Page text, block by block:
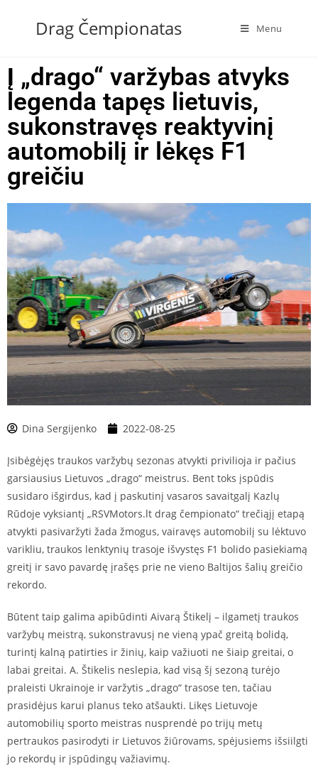
Drag Čempionatas Menu
Į „drago“ varžybas atvyks
legenda tapęs lietuvis,
sukonstravęs reaktyvinį
automobilį ir lėkęs F1
greičiu
Dina Sergijenko 2022-08-25
Įsibėgėjęs traukos varžybų sezonas atvykti privilioja ir pačius
garsiausius Lietuvos „drago“ meistrus. Bent toks įspūdis
susidaro išgirdus, kad į paskutinį vasaros savaitgalį Kazlų
Rūdoje vyksiantį „RSVMotors.lt drag čempionato“ trečiąjį etapą
atvykti pasivaržyti žada žmogus, vairavęs automobilį su lėktuvo
varikliu, traukos lenktynių trasoje išvystęs F1 bolido pasiekiamą
greitį ir savo pavardę įrašęs prie ne vieno Baltijos šalių greičio
rekordo.
Būtent taip galima apibūdinti Aivarą Štikelį – ilgametį traukos
varžybų meistrą, sukonstravusį ne vieną ypač greitą bolidą,
turintį kalną patirties ir žinių, kaip važiuoti ne šiaip greitai, o
labai greitai. A. Štikelis neslepia, kad visą šį sezoną turėjo
praleisti Ukrainoje ir varžytis „drago“ trasose ten, tačiau
prasidėjus karui planus teko atšaukti. Likęs Lietuvoje
automobilių sporto meistras nusprendė po trijų metų
pertraukos pasirodyti ir Lietuvos žiūrovams, spėjusiems išsiilgti
jo rekordų ir įspūdingų važiavimų.